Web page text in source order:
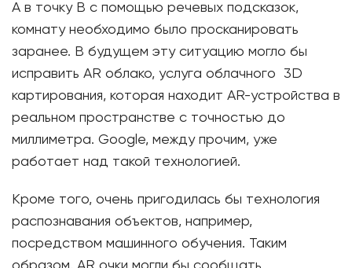
A в точку B с помощью речевых подсказок,
комнату необходимо было просканировать
заранее. В будущем эту ситуацию могло бы
исправить AR облако, услуга облачного 3D
картирования, которая находит AR-устройства в
реальном пространстве с точностью до
миллиметра. Google, между прочим, уже
работает над такой технологией.
Кроме того, очень пригодилась бы технология
распознавания объектов, например,
посредством машинного обучения. Таким